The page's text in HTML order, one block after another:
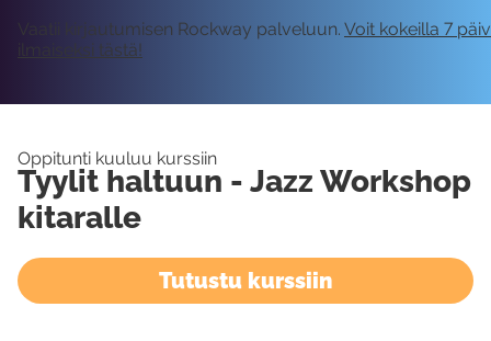
Vaatii kirjautumisen Rockway palveluun. Voit kokeilla 7
ilmaiseksi tästä!
Oppitunti kuuluu kurssiin
Tyylit haltuun - Jazz Workshop
kitaralle
Tutustu kurssiin